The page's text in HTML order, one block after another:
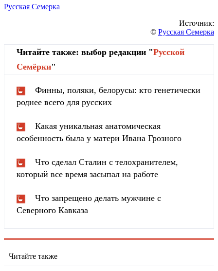
Русская Семерка
Источник:
© Русская Семерка
Читайте также: выбор редакции "Русской
Cемёрки"
Финны, поляки, белорусы: кто генетически
роднее всего для русских
Какая уникальная анатомическая
особенность была у матери Ивана Грозного
Что сделал Сталин с телохранителем,
который все время засыпал на работе
Что запрещено делать мужчине с
Северного Кавказа
Читайте также